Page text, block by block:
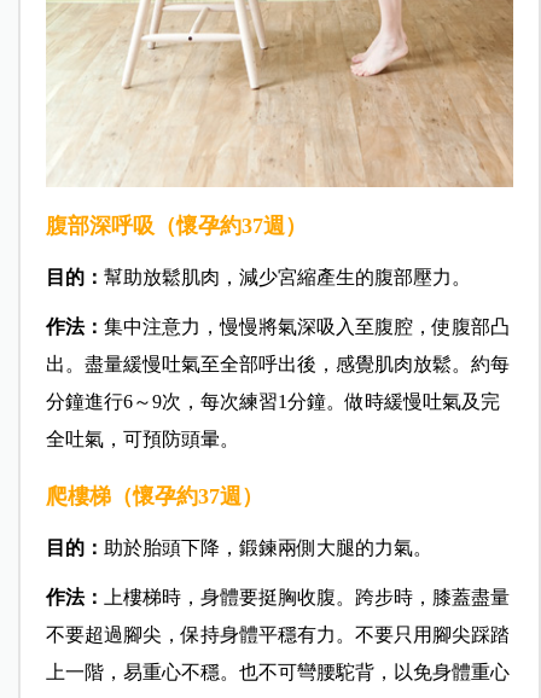
腹部深呼吸（懷孕約37週）
目的： 幫助放鬆肌肉，減少宮縮產生的腹部壓力。
作法： 集中注意力，慢慢將氣深吸入至腹腔，使腹部凸
出。盡量緩慢吐氣至全部呼出後，感覺肌肉放鬆。約每
分鐘進行6～9次，每次練習1分鐘。做時緩慢吐氣及完
全吐氣，可預防頭暈。
爬樓梯（懷孕約37週）
目的： 助於胎頭下降，鍛鍊兩側大腿的力氣。
作法： 上樓梯時，身體要挺胸收腹。跨步時，膝蓋盡量
不要超過腳尖，保持身體平穩有力。不要只用腳尖踩踏
上一階，易重心不穩。也不可彎腰駝背，以免身體重心